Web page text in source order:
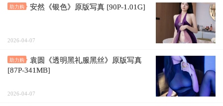
助力购 安然《银色》原版写真 [90P-1.01G]
2026-04-07
助力购
袁圆《透明黑礼服黑丝》原版写真
[87P-341MB]
2026-04-07